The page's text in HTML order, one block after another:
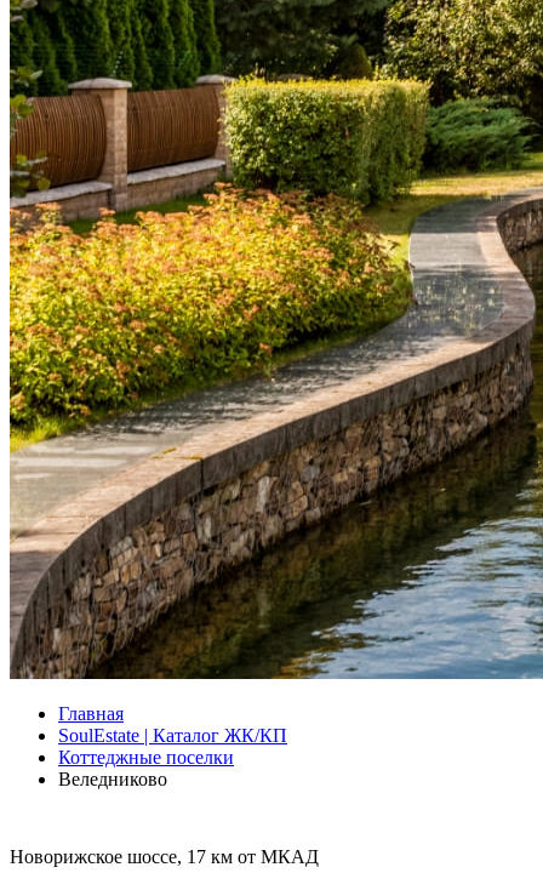
Главная
SoulEstate | Каталог ЖК/КП
Коттеджные поселки
Веледниково
Новорижское шоссе, 17 км от МКАД